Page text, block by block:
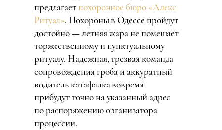
предлагает похоронное бюро «Алекс
Ритуал». Похороны в Одессе пройдут
достойно — летняя жара не помешает
торжественному и пунктуальному
ритуалу. Надежная, трезвая команда
сопровождения гроба и аккуратный
водитель катафалка вовремя
прибудут точно на указанный адрес
по распоряжению организатора
процессии.